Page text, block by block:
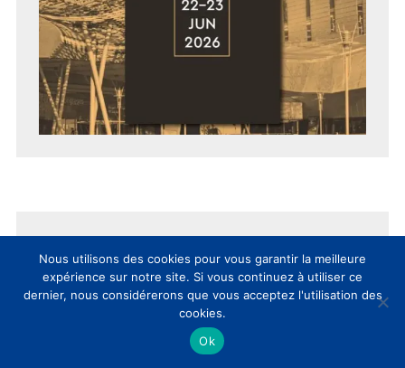
EVENT CLIC
Nous utilisons des cookies pour vous garantir la meilleure
expérience sur notre site. Si vous continuez à utiliser ce
dernier, nous considérerons que vous acceptez l'utilisation des
cookies.
Ok